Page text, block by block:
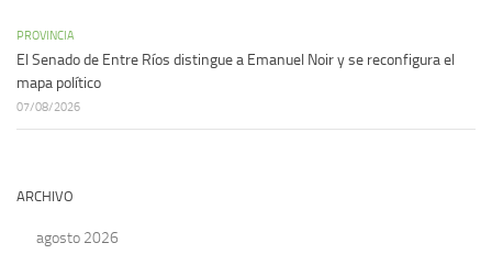
PROVINCIA
El Senado de Entre Ríos distingue a Emanuel Noir y se reconfigura el
mapa político
07/08/2026
ARCHIVO
agosto 2026